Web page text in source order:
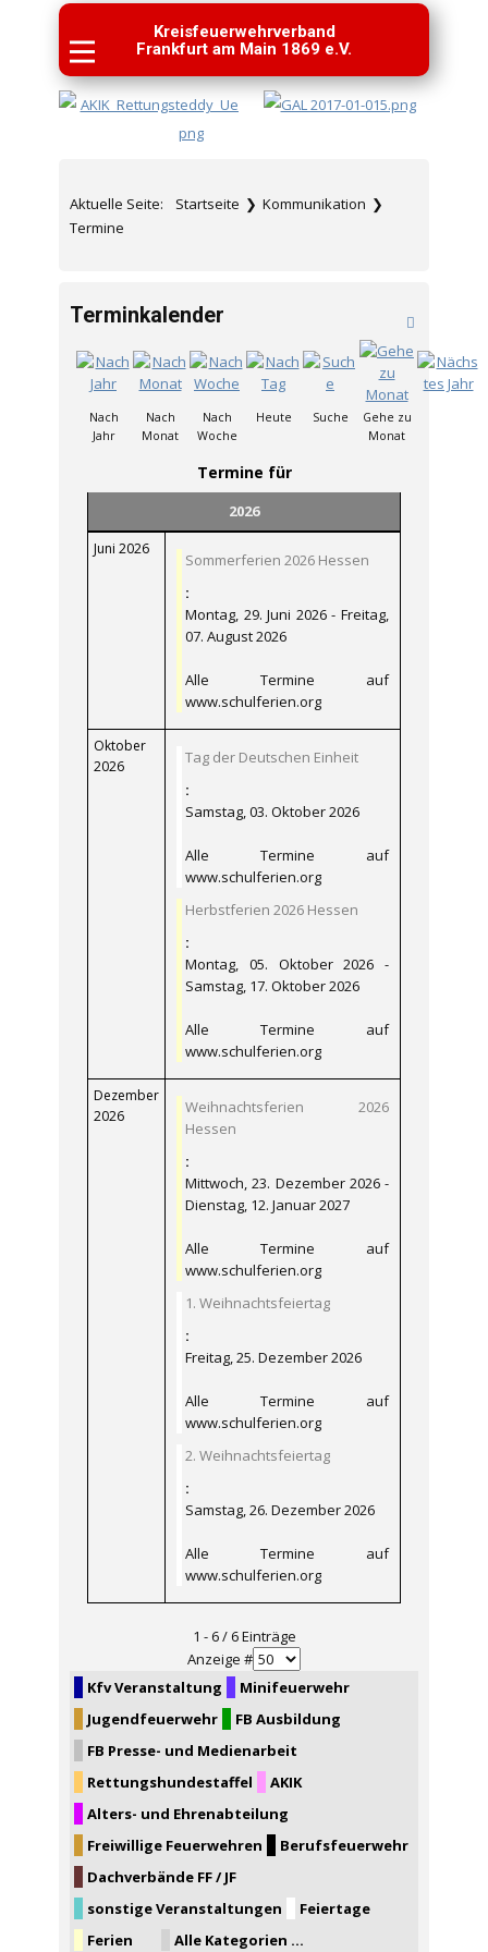
Kreisfeuerwehrverband
Frankfurt am Main 1869 e.V.
Aktuelle Seite: Startseite ❯ Kommunikation ❯
Termine
Terminkalender
Nach
Jahr
Nach
Monat
Nach
Woche
Heute Suche
Gehe zu
Monat
Termine für
2026
Juni 2026
Sommerferien 2026 Hessen
:
Montag, 29. Juni 2026 - Freitag,
07. August 2026
Alle Termine auf
www.schulferien.org
Oktober
2026
Tag der Deutschen Einheit
:
Samstag, 03. Oktober 2026
Alle Termine auf
www.schulferien.org
Herbstferien 2026 Hessen
:
Montag, 05. Oktober 2026 -
Samstag, 17. Oktober 2026
Alle Termine auf
www.schulferien.org
Dezember
2026
Weihnachtsferien 2026
Hessen
:
Mittwoch, 23. Dezember 2026 -
Dienstag, 12. Januar 2027
Alle Termine auf
www.schulferien.org
1. Weihnachtsfeiertag
:
Freitag, 25. Dezember 2026
Alle Termine auf
www.schulferien.org
2. Weihnachtsfeiertag
:
Samstag, 26. Dezember 2026
Alle Termine auf
www.schulferien.org
Limite der Paginierungsliste
1 - 6 / 6 Einträge
Anzeige #
Kfv Veranstaltung
Minifeuerwehr
Jugendfeuerwehr
FB Ausbildung
FB Presse- und Medienarbeit
Rettungshundestaffel
AKIK
Alters- und Ehrenabteilung
Freiwillige Feuerwehren
Berufsfeuerwehr
Dachverbände FF / JF
sonstige Veranstaltungen
Feiertage
Ferien
Alle Kategorien ...